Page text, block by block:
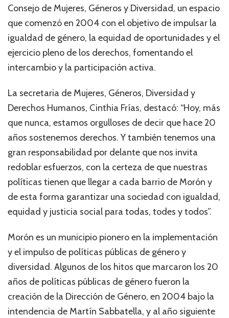
Consejo de Mujeres, Géneros y Diversidad, un espacio
que comenzó en 2004 con el objetivo de impulsar la
igualdad de género, la equidad de oportunidades y el
ejercicio pleno de los derechos, fomentando el
intercambio y la participación activa.
La secretaria de Mujeres, Géneros, Diversidad y
Derechos Humanos, Cinthia Frías, destacó: “Hoy, más
que nunca, estamos orgulloses de decir que hace 20
años sostenemos derechos. Y también tenemos una
gran responsabilidad por delante que nos invita
redoblar esfuerzos, con la certeza de que nuestras
políticas tienen que llegar a cada barrio de Morón y
de esta forma garantizar una sociedad con igualdad,
equidad y justicia social para todas, todes y todos”.
Morón es un municipio pionero en la implementación
y el impulso de políticas públicas de género y
diversidad. Algunos de los hitos que marcaron los 20
años de políticas públicas de género fueron la
creación de la Dirección de Género, en 2004 bajo la
intendencia de Martín Sabbatella, y al año siguiente